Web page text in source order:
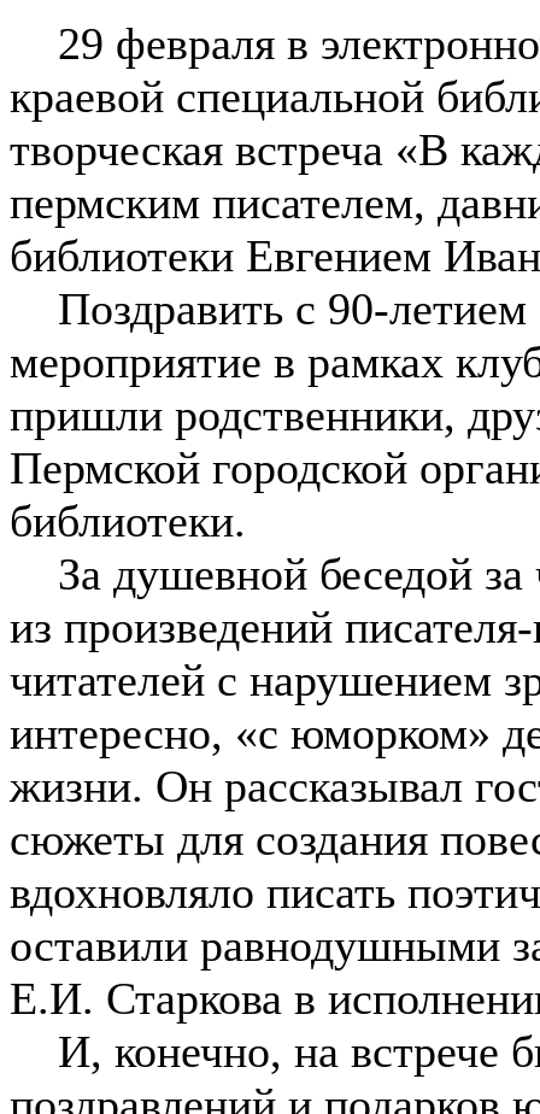
29 февраля в
краевой специальной
творческая встреча «В
пермским писателем,
библиотеки Евгением
Поздравить с 90-летием
мероприятие в рамках
пришли родственники,
Пермской городской
библиотеки.
За душевной беседой за
из произведений
читателей с нарушением
интересно, «с юморком»
жизни. Он рассказывал
сюжеты для создания
вдохновляло писать
оставили равнодушными
Е.И. Старкова в
И, конечно, на встрече